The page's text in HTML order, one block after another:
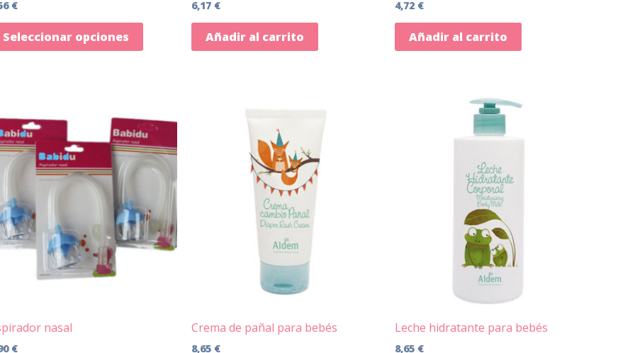
€
Seleccionar opciones
6,17 €
Añadir al carrito
4,72 €
Añadir al carrito
nasal
€
Crema de pañal para bebés
8,65 €
Leche hidratante para bebés
8,65 €